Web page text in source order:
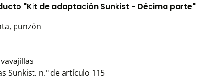
"Kit de adaptación Sunkist - Décima parte"
punzón
Sunkist, n.º de artículo 115